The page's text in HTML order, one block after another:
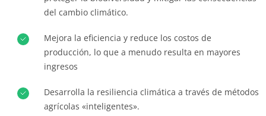
¿Quiénes somos?
Carreras
Alemania (alemán)
(francés)
Italia (italiano)
Portugal (portugués)
Rumania (rumano)
del cambio climático.
Mejora la eficiencia y reduce los costos de
producción, lo que a menudo resulta en mayores
ingresos
Desarrolla la resiliencia climática a través de métodos
agrícolas «inteligentes».